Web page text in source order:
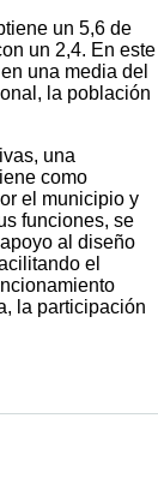
un 5,6 de
un 2,4. En este
una media del
la población
una
como
el municipio y
funciones, se
al diseño
el
la participación